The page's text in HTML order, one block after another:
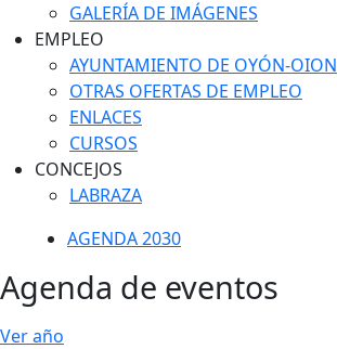
GALERÍA DE IMÁGENES
EMPLEO
AYUNTAMIENTO DE OYÓN-OION
OTRAS OFERTAS DE EMPLEO
ENLACES
CURSOS
CONCEJOS
LABRAZA
AGENDA 2030
Agenda de eventos
Ver año